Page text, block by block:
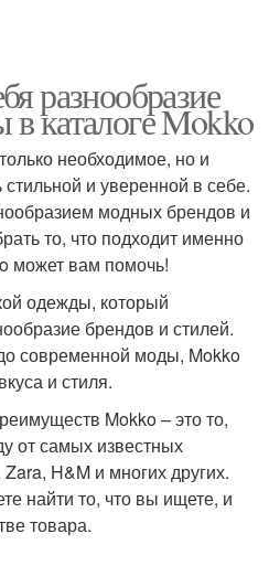
разнообразие
каталоге Mokko
необходимое, но и
и уверенной в себе.
модных брендов и
то, что подходит именно
может вам помочь!
одежды, который
брендов и стилей.
современной моды, Mokko
и стиля.
Mokko – это то,
от самых известных
H&M и многих других.
найти то, что вы ищете, и
товара.